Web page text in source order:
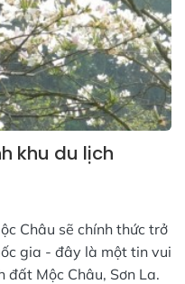
khu du lịch
Châu sẽ chính thức trở
gia - đây là một tin vui
đất Mộc Châu, Sơn La.